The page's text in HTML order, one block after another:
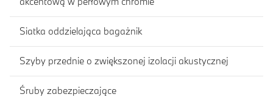
Siatka oddzielająca bagażnik
Szyby przednie o zwiększonej izolacji akustycznej
Śruby zabezpieczające